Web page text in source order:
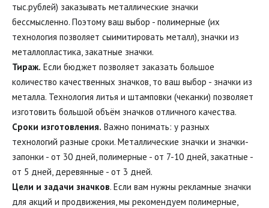
тыс.рублей) заказывать металлические значки
бессмысленно. Поэтому ваш выбор - полимерные (их
технология позволяет сыимитировать металл), значки из
металлопластика, закатные значки.
Тираж. Если бюджет позволяет заказать большое
количество качественных значков, то ваш выбор - значки из
металла. Технология литья и штамповки (чеканки) позволяет
изготовить большой объём значков отличного качества.
Сроки изготовления. Важно понимать: у разных
технологий разные сроки. Металлические значки и значки-
запонки - от 30 дней, полимерные - от 7-10 дней, закатные -
от 5 дней, деревянные - от 3 дней.
Цели и задачи значков. Если вам нужны рекламные значки
для акций и продвижения, мы рекомендуем полимерные,